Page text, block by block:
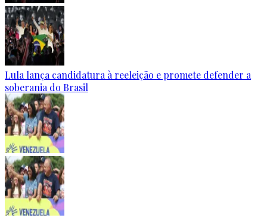
Lula lança candidatura à reeleição e promete defender a
soberania do Brasil